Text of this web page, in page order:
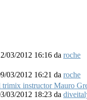
03/2012 16:16 da roche
03/2012 16:21 da roche
trimix instructor Mauro
03/2012 18:23 da